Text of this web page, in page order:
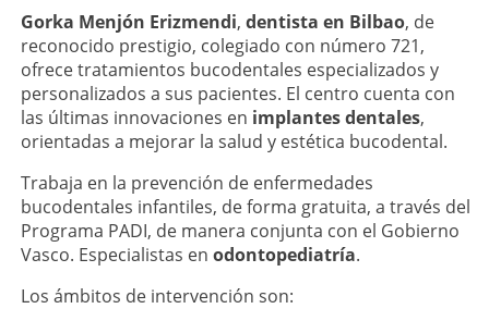
Gorka Menjón Erizmendi, dentista en Bilbao, de
reconocido prestigio, colegiado con número 721,
ofrece tratamientos bucodentales especializados y
personalizados a sus pacientes. El centro cuenta con
las últimas innovaciones en implantes dentales,
orientadas a mejorar la salud y estética bucodental.
Trabaja en la prevención de enfermedades
bucodentales infantiles, de forma gratuita, a través del
Programa PADI, de manera conjunta con el Gobierno
Vasco. Especialistas en odontopediatría.
Los ámbitos de intervención son: